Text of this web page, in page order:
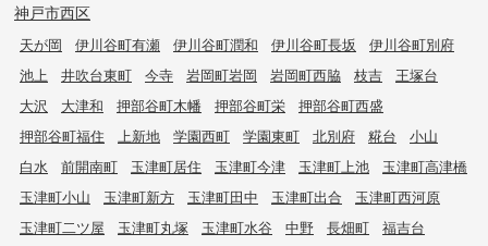
神戸市西区
天が岡 伊川谷町有瀬 伊川谷町潤和 伊川谷町長坂
伊川谷町別府
池上
井吹台東町 今寺 岩岡町岩岡 岩岡町西脇 枝吉
王塚台
大沢
大津和 押部谷町木幡 押部谷町栄
押部谷町西盛
押部谷町福住
上新地 学園西町 学園東町 北別府 糀台
小山
白水
前開南町 玉津町居住 玉津町今津 玉津町上池
玉津町高津橋
玉津町小山
玉津町新方 玉津町田中 玉津町出合
玉津町西河原
玉津町二ツ屋
玉津町丸塚 玉津町水谷 中野 長畑町
福吉台